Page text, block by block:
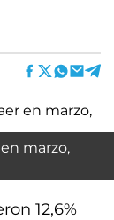
marzo,
12,6%